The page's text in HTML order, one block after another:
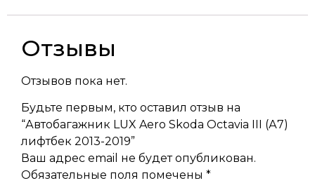
Отзывы
Отзывов пока нет.
Будьте первым, кто оставил отзыв на
“Автобагажник LUX Aero Skoda Octavia III (А7)
лифтбек 2013-2019”
Ваш адрес email не будет опубликован.
Обязательные поля помечены *